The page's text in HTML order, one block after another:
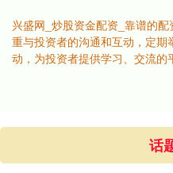
兴盛网_炒股资金配资_靠谱的
重与投资者的沟通和互动，定
动，为投资者提供学习、交流的
话